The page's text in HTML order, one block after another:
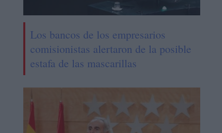
Los bancos de los empresarios
comisionistas alertaron de la posible
estafa de las mascarillas